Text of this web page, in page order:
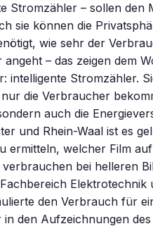
Stromzähler – sollen den
sie können die
wie sehr der
angeht – das zeigen dem
intelligente Stromzähler.
die Verbraucher
auch die
und Rhein-Waal ist es
ermitteln, welcher Film
verbrauchen bei helleren
den Verbrauch für
den Aufzeichnungen